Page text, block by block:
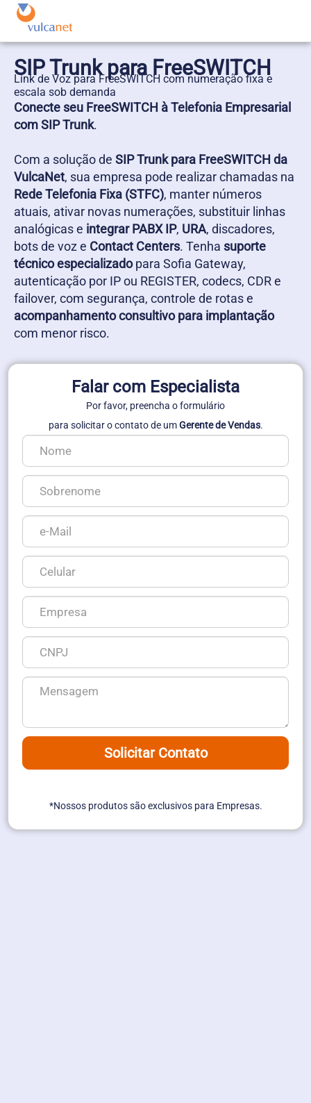
SIP Trunk para FreeSWITCH
Link de Voz para FreeSWITCH com numeração fixa e
escala sob demanda
Conecte seu FreeSWITCH à Telefonia Empresarial
com SIP Trunk.
Com a solução de SIP Trunk para FreeSWITCH da
VulcaNet, sua empresa pode realizar chamadas na
Rede Telefonia Fixa (STFC), manter números
atuais, ativar novas numerações, substituir linhas
analógicas e integrar PABX IP, URA, discadores,
bots de voz e Contact Centers. Tenha suporte
técnico especializadopara Sofia Gateway,
autenticação por IP ou REGISTER, codecs, CDR e
failover, com segurança, controle de rotas e
acompanhamento consultivo para implantação
com menor risco.
Falar com Especialista
Por favor, preencha o formulário
para solicitar o contato de umGerente de Vendas.
Solicitar Contato
*Nossos produtos são exclusivos para Empresas.